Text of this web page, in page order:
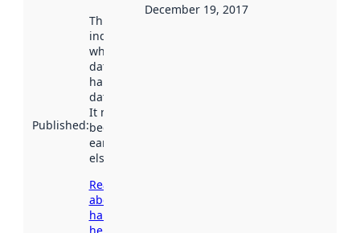
Published:
This date
indicates
when the
dataset was
harvested by
data.norge.no.
It may have
been available
earlier
elsewhere.
Read more
about
harvesting
December 19, 2017